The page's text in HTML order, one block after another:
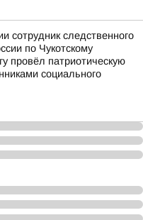
сотрудник следственного
по Чукотскому
провёл патриотическую
социального